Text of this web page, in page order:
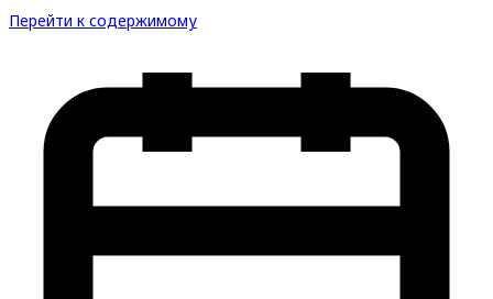
Перейти к содержимому